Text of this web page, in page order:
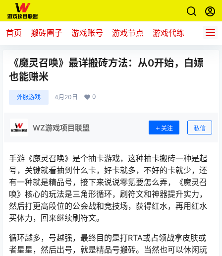
首页 搬砖圈子 游戏账号 游戏节点 游戏代练 新游推
《魔灵召唤》最详搬砖方法：从0开始，白嫖
也能赚米
外服游戏 4月20日 0
WZ游戏项目联盟 关注 私信
手游《魔灵召唤》是个抽卡游戏，这种抽卡搬砖一种是起
号，关键就看抽到什么卡，好卡就多，不好的卡就少，还
有一种就是精品号，接下来说说零氪要怎么弄，《魔灵召
唤》核心的玩法是三角形循环，刷符文和神器提升实力，
然后打更高段位的公会战和竞技场，获得红水，再用红水
买体力，回来继续刷符文。
循环越多，号越强，最终目的是打RTA或占领战拿皮肤或
者星星，然后出号，就是精品号搬砖。当然也可以休闲玩